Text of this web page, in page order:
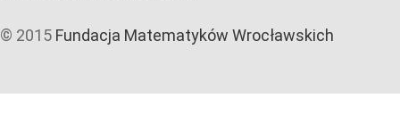
© 2015 Fundacja Matematyków Wrocławskich